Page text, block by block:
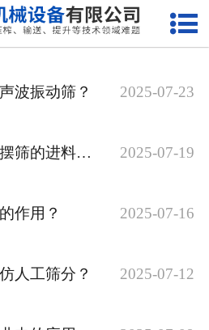
网站首页
产品中心
新闻资讯
联系我们
波振动筛？ 2025-07-23
如何正确调整圆形摇摆筛的进料装置？ 2025-07-19
作用？ 2025-07-16
人工筛分？ 2025-07-12